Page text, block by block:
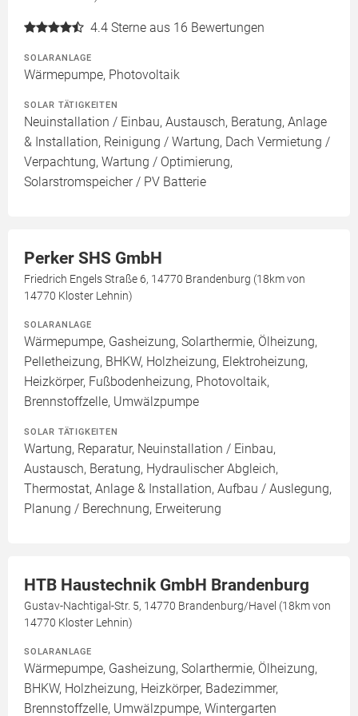
4.4 Sterne aus 16 Bewertungen
SOLARANLAGE
Wärmepumpe, Photovoltaik
SOLAR TÄTIGKEITEN
Neuinstallation / Einbau, Austausch, Beratung, Anlage
& Installation, Reinigung / Wartung, Dach Vermietung /
Verpachtung, Wartung / Optimierung,
Solarstromspeicher / PV Batterie
Perker SHS GmbH
Friedrich Engels Straße 6, 14770 Brandenburg (18km von
14770 Kloster Lehnin)
SOLARANLAGE
Wärmepumpe, Gasheizung, Solarthermie, Ölheizung,
Pelletheizung, BHKW, Holzheizung, Elektroheizung,
Heizkörper, Fußbodenheizung, Photovoltaik,
Brennstoffzelle, Umwälzpumpe
SOLAR TÄTIGKEITEN
Wartung, Reparatur, Neuinstallation / Einbau,
Austausch, Beratung, Hydraulischer Abgleich,
Thermostat, Anlage & Installation, Aufbau / Auslegung,
Planung / Berechnung, Erweiterung
HTB Haustechnik GmbH Brandenburg
Gustav-Nachtigal-Str. 5, 14770 Brandenburg/Havel (18km von
14770 Kloster Lehnin)
SOLARANLAGE
Wärmepumpe, Gasheizung, Solarthermie, Ölheizung,
BHKW, Holzheizung, Heizkörper, Badezimmer,
Brennstoffzelle, Umwälzpumpe, Wintergarten